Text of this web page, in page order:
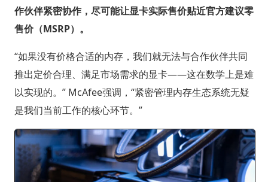
作伙伴紧密协作，尽可能让显卡实际售价贴近官方建议零
售价（MSRP）。
“如果没有价格合适的内存，我们就无法与合作伙伴共同
推出定价合理、满足市场需求的显卡——这在数学上是难
以实现的。” McAfee强调，“紧密管理内存生态系统无疑
是我们当前工作的核心环节。”